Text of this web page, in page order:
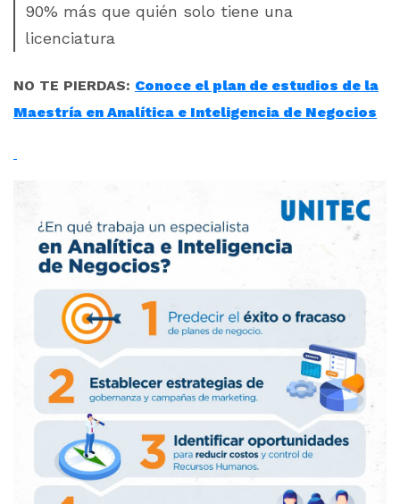
90% más que quién solo tiene una
licenciatura
NO TE PIERDAS: Conoce el plan de estudios de la
Maestría en Analítica e Inteligencia de Negocios